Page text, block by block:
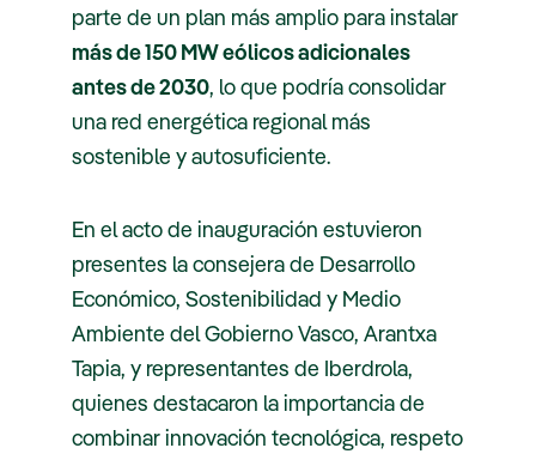
parte de un plan más amplio para instalar
más de 150 MW eólicos adicionales
antes de 2030, lo que podría consolidar
una red energética regional más
sostenible y autosuficiente.
En el acto de inauguración estuvieron
presentes la consejera de Desarrollo
Económico, Sostenibilidad y Medio
Ambiente del Gobierno Vasco, Arantxa
Tapia, y representantes de Iberdrola,
quienes destacaron la importancia de
combinar innovación tecnológica, respeto